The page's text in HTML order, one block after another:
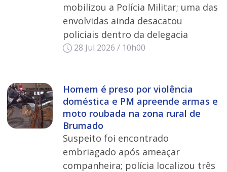
mobilizou a Polícia Militar; uma das
envolvidas ainda desacatou
policiais dentro da delegacia
28 Jul 2026 / 10h00
Homem é preso por violência
doméstica e PM apreende armas e
moto roubada na zona rural de
Brumado
Suspeito foi encontrado
embriagado após ameaçar
companheira; polícia localizou três